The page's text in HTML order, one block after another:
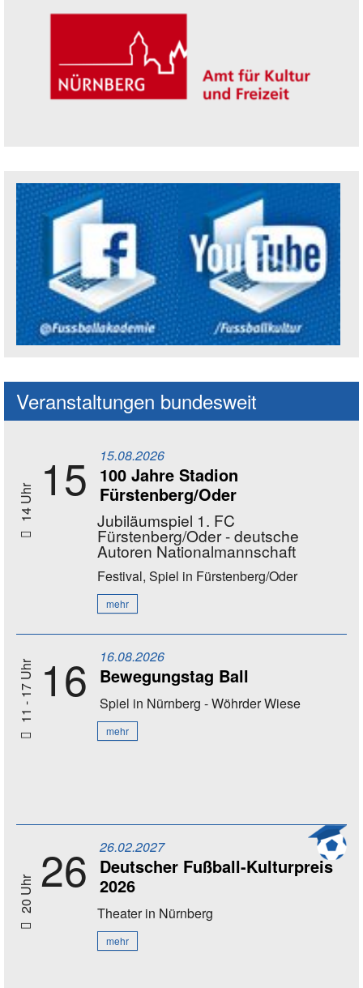
Veranstaltungen bundesweit
14 Uhr 15 15.08.2026
100 Jahre Stadion
Fürstenberg/Oder
Jubiläumspiel 1. FC
Fürstenberg/Oder - deutsche
Autoren Nationalmannschaft
Festival, Spiel in Fürstenberg/Oder
mehr
11 - 17 Uhr 16 16.08.2026
Bewegungstag Ball
Spiel in Nürnberg - Wöhrder Wiese
mehr
20 Uhr 26 26.02.2027
Deutscher Fußball-Kulturpreis
2026
Theaterin Nürnberg
mehr